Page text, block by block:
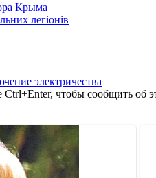
Крыма
легіонів
электричества
чтобы сообщить об